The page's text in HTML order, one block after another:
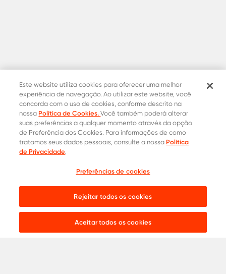
Contatos Oficiais
Onde comprar
Live chat:
Este website utiliza cookies para oferecer uma melhor
experiência de navegação. Ao utilizar este website, você
concorda com o uso de cookies, conforme descrito na
nossa Política de Cookies.Você também poderá alterar
suas preferências a qualquer momento através da opção
de Preferência dos Cookies. Para informações de como
tratamos seus dados pessoais, consulte a nossa Política
de Privacidade.
Preferências de cookies
Rejeitar todos os cookies
Aceitar todos os cookies